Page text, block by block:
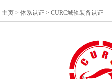
主页 > 体系认证 > CURC城轨装备认证